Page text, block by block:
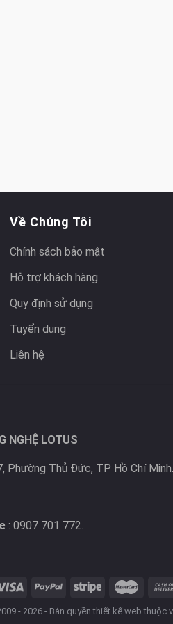
Về Chúng Tôi
Chính sách bảo mật
Hỗ trợ khách hàng
Quy định sử dụng
Tuyển dụng
Liên hệ
NGHỆ LOTUS
Phường Thủ Đức, TP Hồ Chí Minh.
: 0907 701 772.
- 2026 - Bản quyềnthiết kế web thuộc